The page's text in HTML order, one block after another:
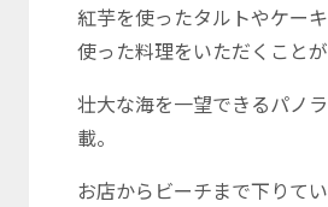
紅芋を使ったタルトやケー
使った料理をいただくことが
壮大な海を一望できるパノ
載。
お店からビーチまで下りて